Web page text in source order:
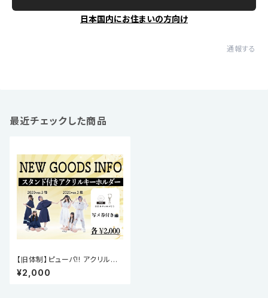
日本国内にお住まいの方向け
通報する
最近チェックした商品
【旧体制】ピューパ!! アクリルキ
ーホルダー
¥2,000